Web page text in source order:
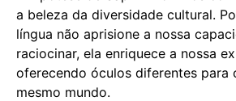
a beleza da diversidade cultural.
língua não aprisione a nossa
raciocinar, ela enriquece a nossa
oferecendo óculos diferentes para
mesmo mundo.